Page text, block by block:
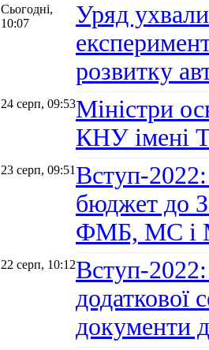
Сьогодні,
10:07
Уряд
розвитку
24 серп, 09:53Міністри
КНУ імені
23 серп, 09:51 Вступ-
бюджет до
ФМБ, МС і
22 серп, 10:12Вступ-
додаткової
документи